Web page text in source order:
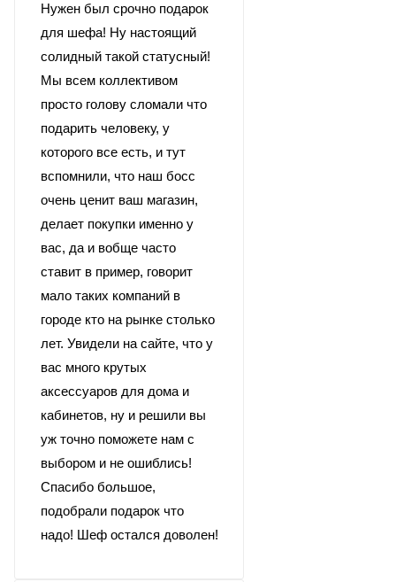
Нужен был срочно подарок
для шефа! Ну настоящий
солидный такой статусный!
Мы всем коллективом
просто голову сломали что
подарить человеку, у
которого все есть, и тут
вспомнили, что наш босс
очень ценит ваш магазин,
делает покупки именно у
вас, да и вобще часто
ставит в пример, говорит
мало таких компаний в
городе кто на рынке столько
лет. Увидели на сайте, что у
вас много крутых
аксессуаров для дома и
кабинетов, ну и решили вы
уж точно поможете нам с
выбором и не ошиблись!
Спасибо большое,
подобрали подарок что
надо! Шеф остался доволен!